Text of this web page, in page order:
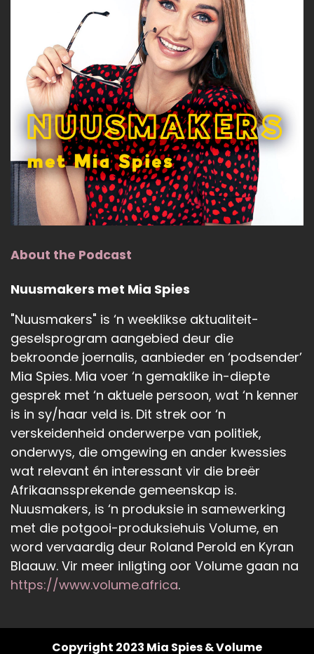
About the Podcast
Nuusmakers met Mia Spies
"Nuusmakers" is ‘n weeklikse aktualiteit-
geselsprogram aangebied deur die
bekroonde joernalis, aanbieder en ‘podsender’
Mia Spies. Mia voer ‘n gemaklike in-diepte
gesprek met ‘n aktuele persoon, wat ‘n kenner
is in sy/haar veld is. Dit strek oor ‘n
verskeidenheid onderwerpe van politiek,
onderwys, die omgewing en ander kwessies
wat relevant én interessant vir die breër
Afrikaanssprekende gemeenskap is.
Nuusmakers, is ‘n produksie in samewerking
met die potgooi-produksiehuis Volume, en
word vervaardig deur Roland Perold en Kyran
Blaauw. Vir meer inligting oor Volume gaan na
https://www.volume.africa.
Copyright 2023 Mia Spies & Volume